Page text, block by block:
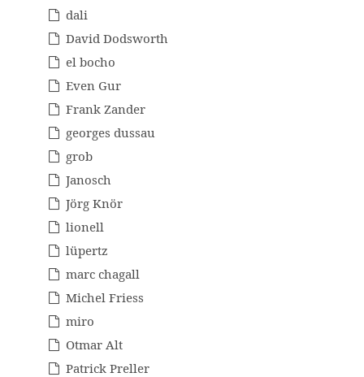
dali
David Dodsworth
el bocho
Even Gur
Frank Zander
georges dussau
grob
Janosch
Jörg Knör
lionell
lüpertz
marc chagall
Michel Friess
miro
Otmar Alt
Patrick Preller